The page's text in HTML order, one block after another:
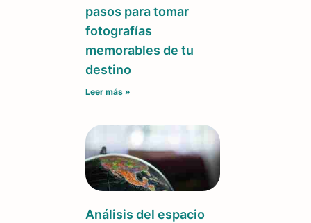
pasos para tomar
fotografías
memorables de tu
destino
Leer más »
Análisis del espacio